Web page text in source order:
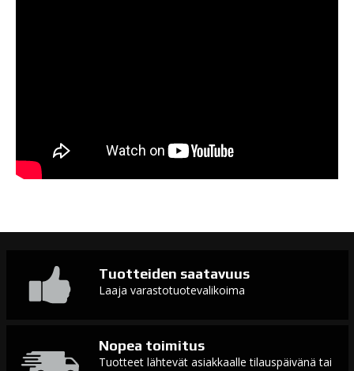
Tuotteiden saatavuus
Laaja varastotuotevalikoima
Nopea toimitus
Tuotteet lähtevät asiakkaalle tilauspäivänä tai